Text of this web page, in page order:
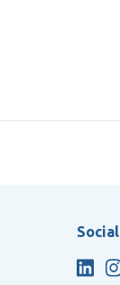
Social